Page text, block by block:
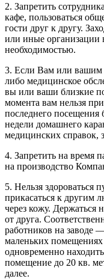
2. Запретить
кафе, пользоваться
гости друг к другу.
или иные организации
необходимостью.
3. Если Вам или вашим
либо медицинское
вы или ваши близкие
момента вам нельзя
последнего
недели домашнего
медицинских справок,
4. Запретить на время
на производство
5. Нельзя здороваться
прикасаться к другим
через кожу. Держаться
от друга.
работников на заводе
маленьких
одновременно
помещение до 20 кв.
далее.